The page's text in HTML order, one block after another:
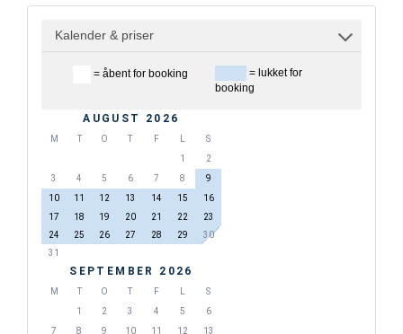
Kalender & priser
= åbent for booking
= lukket for
booking
AUGUST 2026
M T O T F
S
1
2
3
4 5 6 7 8
9
10
11 12 13 14 15
16
17
18 19 20 21 22
23
24
25 26 27 28 29
30
31
SEPTEMBER 2026
M T O T F
S
1
2 3 4 5
6
7
8 9 10 11 12
13